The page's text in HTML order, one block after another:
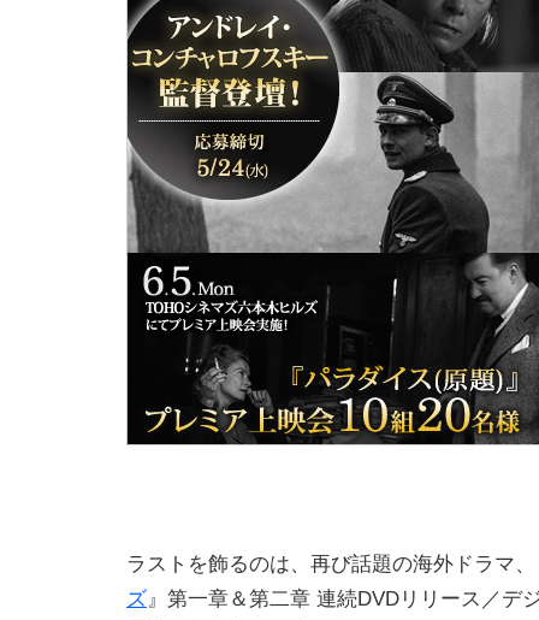
ラストを飾るのは、再び話題の海外ドラマ
ズ』第一章＆第二章 連続DVDリリース／デ